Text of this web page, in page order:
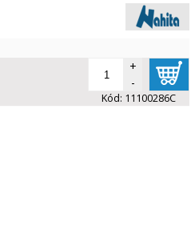
+
-
Kód: 11100286C